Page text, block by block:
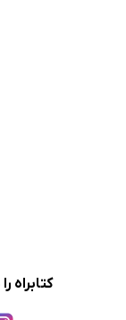
کتابراه